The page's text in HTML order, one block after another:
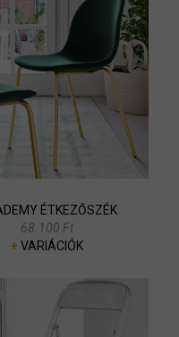
ÉTKEZŐSZÉK
68.100 Ft
+VARIÁCIÓK